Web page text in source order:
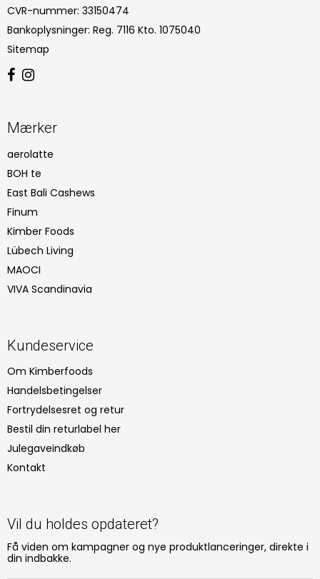
CVR-nummer: 33150474
Bankoplysninger: Reg. 7116 Kto. 1075040
Sitemap
Mærker
aerolatte
BOH te
East Bali Cashews
Finum
Kimber Foods
Lübech Living
MAOCI
VIVA Scandinavia
Kundeservice
Om Kimberfoods
Handelsbetingelser
Fortrydelsesret og retur
Bestil din returlabel her
Julegaveindkøb
Kontakt
Vil du holdes opdateret?
Få viden om kampagner og nye produktlanceringer, direkte i
din indbakke.